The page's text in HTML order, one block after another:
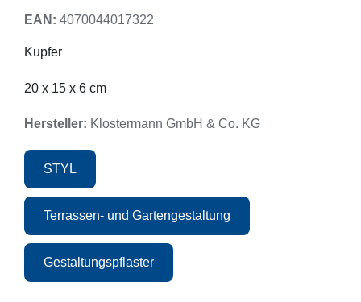
EAN: 4070044017322
Kupfer
20 x 15 x 6 cm
Hersteller: Klostermann GmbH & Co. KG
STYL
Terrassen- und Gartengestaltung
Gestaltungspflaster